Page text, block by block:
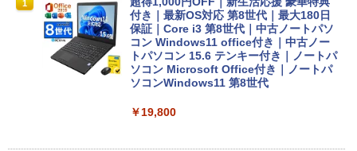
1
付き｜最新OS対応 第8世代｜最大180日
保証｜Core i3 第8世代｜中古ノートパソ
コン Windows11 office付き｜中古ノー
トパソコン 15.6 テンキー付き｜ノートパ
ソコン Microsoft Office付き｜ノートパ
ソコンWindows11 第8世代
￥19,800